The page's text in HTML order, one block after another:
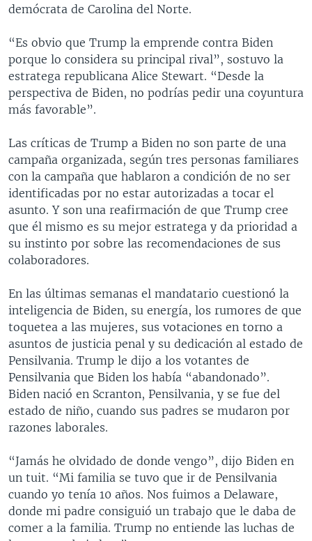
demócrata de Carolina del Norte.
“Es obvio que Trump la emprende contra Biden
porque lo considera su principal rival”, sostuvo la
estratega republicana Alice Stewart. “Desde la
perspectiva de Biden, no podrías pedir una coyuntura
más favorable”.
Las críticas de Trump a Biden no son parte de una
campaña organizada, según tres personas familiares
con la campaña que hablaron a condición de no ser
identificadas por no estar autorizadas a tocar el
asunto. Y son una reafirmación de que Trump cree
que él mismo es su mejor estratega y da prioridad a
su instinto por sobre las recomendaciones de sus
colaboradores.
En las últimas semanas el mandatario cuestionó la
inteligencia de Biden, su energía, los rumores de que
toquetea a las mujeres, sus votaciones en torno a
asuntos de justicia penal y su dedicación al estado de
Pensilvania. Trump le dijo a los votantes de
Pensilvania que Biden los había “abandonado”.
Biden nació en Scranton, Pensilvania, y se fue del
estado de niño, cuando sus padres se mudaron por
razones laborales.
“Jamás he olvidado de donde vengo”, dijo Biden en
un tuit. “Mi familia se tuvo que ir de Pensilvania
cuando yo tenía 10 años. Nos fuimos a Delaware,
donde mi padre consiguió un trabajo que le daba de
comer a la familia. Trump no entiende las luchas de